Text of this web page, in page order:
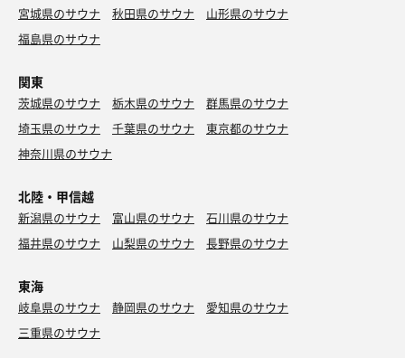
宮城県のサウナ
秋田県のサウナ
山形県のサウナ
福島県のサウナ
関東
茨城県のサウナ 栃木県のサウナ
群馬県のサウナ
埼玉県のサウナ
千葉県のサウナ
東京都のサウナ
神奈川県のサウナ
北陸・甲信越
新潟県のサウナ 富山県のサウナ
石川県のサウナ
福井県のサウナ
山梨県のサウナ 長野県のサウナ
東海
岐阜県のサウナ 静岡県のサウナ
愛知県のサウナ
三重県のサウナ